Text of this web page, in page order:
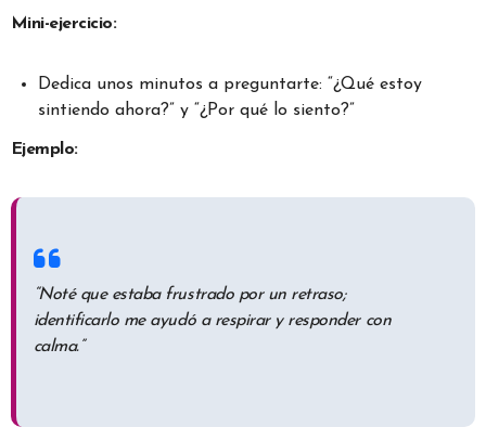
Mini-ejercicio:
Dedica unos minutos a preguntarte: “¿Qué estoy
sintiendo ahora?” y “¿Por qué lo siento?”
Ejemplo:
“Noté que estaba frustrado por un retraso;
identificarlo me ayudó a respirar y responder con
calma.”